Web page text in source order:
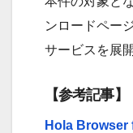
ンロードペー
サービスを展
【参考記事】
Hola